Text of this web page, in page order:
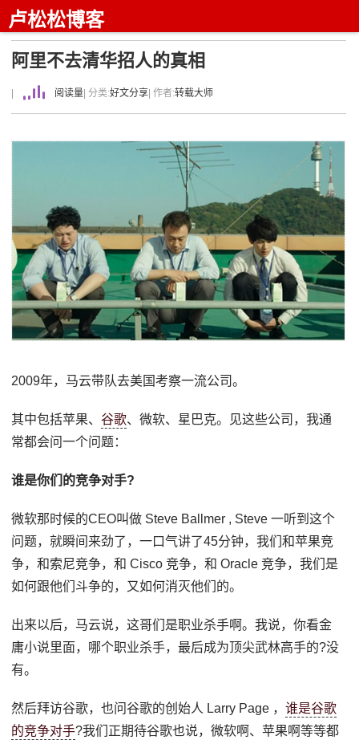
卢松松博客
阿里不去清华招人的真相
阅读量 | 分类:好文分享 | 作者:转载大师
2009年，马云带队去美国考察一流公司。
其中包括苹果、谷歌、微软、星巴克。见这些公司，我通
常都会问一个问题：
谁是你们的竞争对手?
微软那时候的CEO叫做 Steve Ballmer , Steve 一听到这个
问题，就瞬间来劲了，一口气讲了45分钟，我们和苹果竞
争，和索尼竞争，和 Cisco 竞争，和 Oracle 竞争，我们是
如何跟他们斗争的，又如何消灭他们的。
出来以后，马云说，这哥们是职业杀手啊。我说，你看金
庸小说里面，哪个职业杀手，最后成为顶尖武林高手的?没
有。
然后拜访谷歌，也问谷歌的创始人 Larry Page ，谁是谷歌
的竞争对手?我们正期待谷歌也说，微软啊、苹果啊等等都